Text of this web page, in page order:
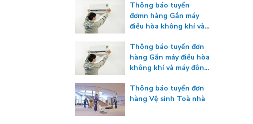
Thông báo tuyển
đơmn hàng Gắn máy
điều hòa không khí và
Thông báo tuyển đơn
hàng Gắn máy điều hòa
không khí và máy đông
Thông báo tuyển đơn
hàng Vệ sinh Toà nhà